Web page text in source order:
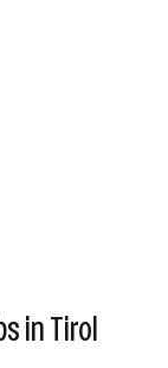
in Tirol